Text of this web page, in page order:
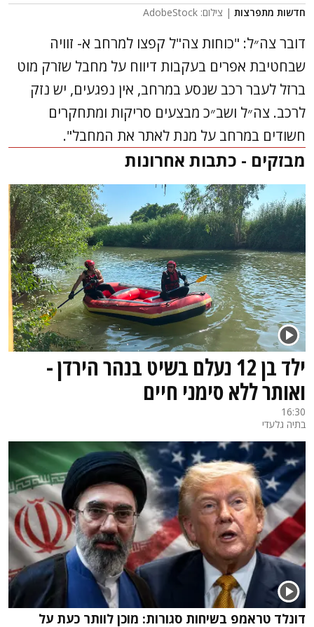
חדשות מתפרצות | צילום: AdobeStock
דובר צה״ל: "כוחות צה"ל קפצו למרחב א- זוויה
שבחטיבת אפרים בעקבות דיווח על מחבל שזרק מוט
ברזל לעבר רכב שנסע במרחב, אין נפגעים, יש נזק
לרכב. צה״ל ושב״כ מבצעים סריקות ומתחקרים
חשודים במרחב על מנת לאתר את המחבל".
מבזקים - כתבות אחרונות
ילד בן 12 נעלם בשיט בנהר הירדן -
ואותר ללא סימני חיים
16:30
בתיה גלעדי
דונלד טראמפ בשיחות סגורות: מוכן לוותר כעת על